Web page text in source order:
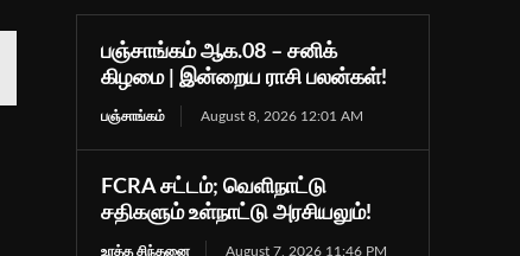
பஞ்சாங்கம் ஆக.08 – சனிக்
கிழமை | இன்றைய ராசி பலன்கள்!
பஞ்சாங்கம் August 8, 2026 12:01 AM
FCRA சட்டம்; வெளிநாட்டு
சதிகளும் உள்நாட்டு அரசியலும்!
உரத்த சிந்தனை August 7, 2026 11:46 PM